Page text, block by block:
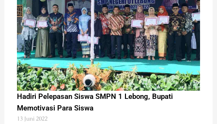
Hadiri Pelepasan Siswa SMPN 1 Lebong, Bupati
Memotivasi Para Siswa
13 Juni 2022